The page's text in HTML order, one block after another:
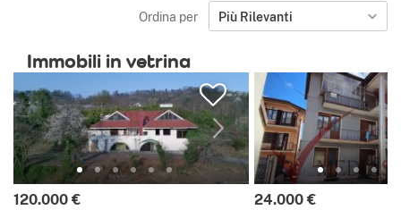
Ordina per Più Rilevanti
Immobili in vetrina
Prezzo:
120.000 € Prezzo:
24.000 €